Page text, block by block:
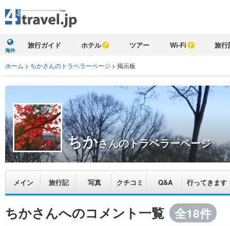
海外
旅行ガイド ホテル ツアー Wi-Fi 旅行
ホーム > ちかさんのトラベラーページ > 掲示板
ちかさんのトラベラーページ
メイン 旅行記 写真 クチコミ Q&A 行ってきます
ちかさんへのコメント一覧 全18件